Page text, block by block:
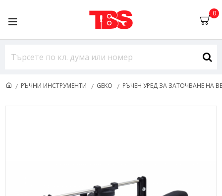
0
РЪЧНИ ИНСТРУМЕНТИ GEKO РЪЧЕН УРЕД ЗА ЗАТОЧВАНЕ НА